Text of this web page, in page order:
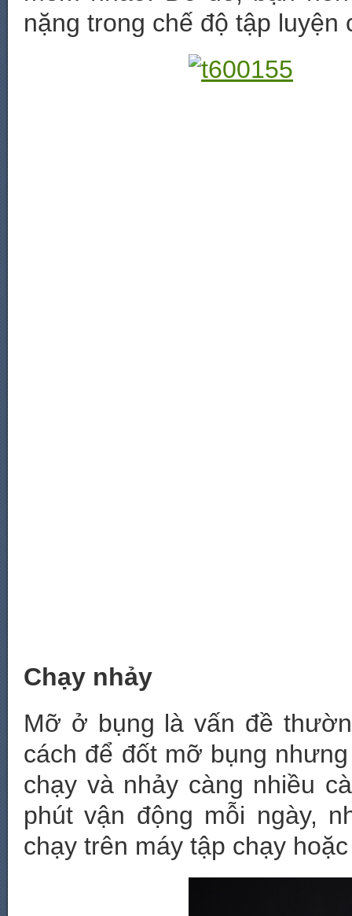
nặng trong chế độ tập luyện
Chạy nhảy
Mỡ ở bụng là vấn đề
cách để đốt mỡ bụng
chạy và nhảy càng nhiều
phút vận động mỗi ngày,
chạy trên máy tập chạy